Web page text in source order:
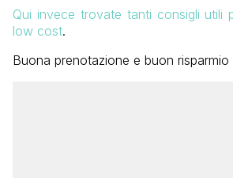
Qui invece trovate tanti consigli utili
low cost.
Buona prenotazione e buon risparmio